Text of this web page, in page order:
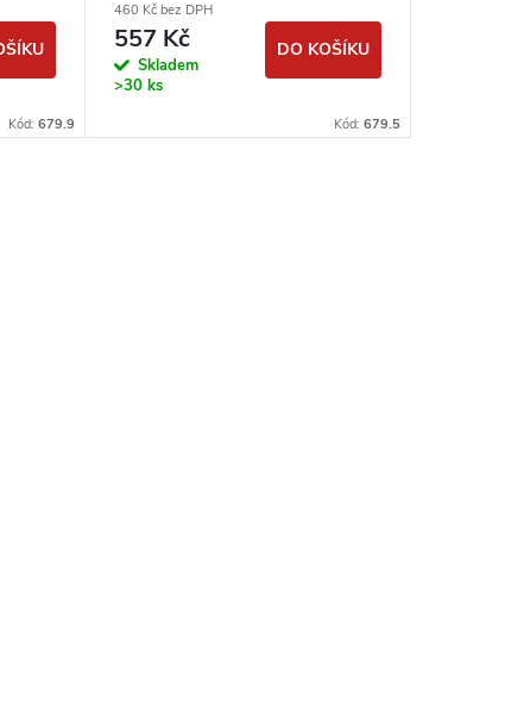
Kód: 679.9
460 Kč bez DPH
557 Kč
Skladem
>30 ks
DO KOŠÍKU
Kód: 679.5